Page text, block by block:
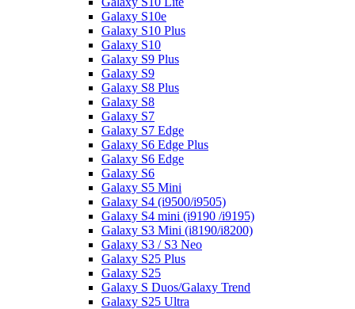
Galaxy S10e
Galaxy S10 Plus
Galaxy S10
Galaxy S9 Plus
Galaxy S9
Galaxy S8 Plus
Galaxy S8
Galaxy S7
Galaxy S7 Edge
Galaxy S6 Edge Plus
Galaxy S6 Edge
Galaxy S6
Galaxy S5 Mini
Galaxy S4 (i9500/i9505)
Galaxy S4 mini (i9190 /i9195)
Galaxy S3 Mini (i8190/i8200)
Galaxy S3 / S3 Neo
Galaxy S25 Plus
Galaxy S25
Galaxy S Duos/Galaxy Trend
Galaxy S25 Ultra